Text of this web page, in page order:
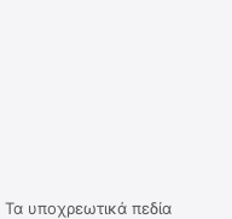
Τα υποχρεωτικά πεδία